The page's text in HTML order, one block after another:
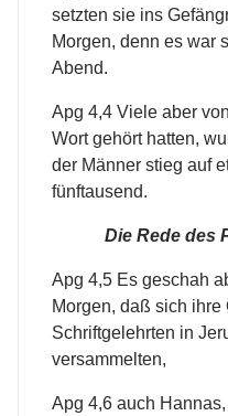
setzten sie ins
Morgen, denn es war
Abend.
Apg 4,4 Viele aber
Wort gehört hatten,
der Männer stieg auf
fünftausend.
Die Rede des
Apg 4,5 Es geschah
Morgen, daß sich ihre
Schriftgelehrten in
versammelten,
Apg 4,6 auch